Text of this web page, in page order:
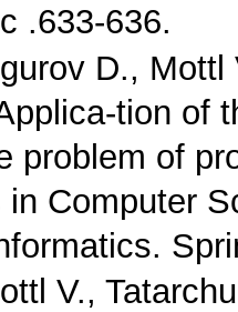
.633-636.
D.,
tion of
problem of
in Computer
V.,